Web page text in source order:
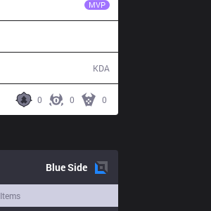
MVP
KDA
0 0 0
BlueSide
Items